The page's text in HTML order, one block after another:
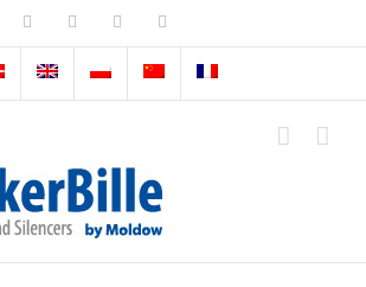
LinkedInFacebookInstagram